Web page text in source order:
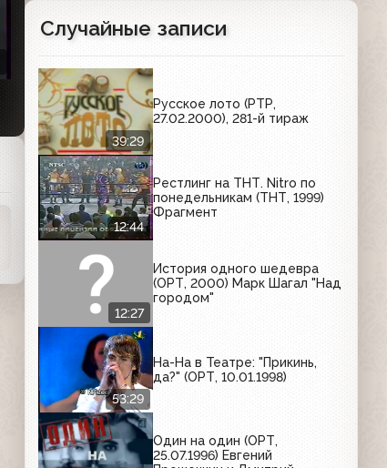
Случайные записи
39:29
Русское лото (РТР,
27.02.2000), 281-й тираж
12:44
Рестлинг на ТНТ. Nitro по
понедельникам (ТНТ, 1999)
Фрагмент
12:27
История одного шедевра
(ОРТ, 2000) Марк Шагал "Над
городом"
53:29
На-На в Театре: "Прикинь,
да?" (ОРТ, 10.01.1998)
Один на один (ОРТ,
25.07.1996) Евгений